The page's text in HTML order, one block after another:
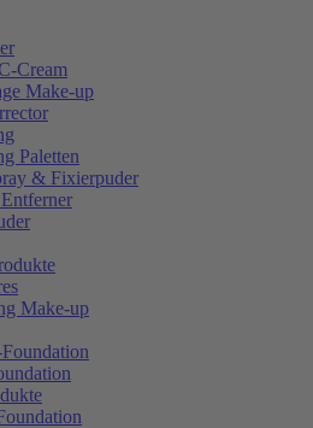
Cream
Make-up
Paletten
& Fixierpuder
Make-up